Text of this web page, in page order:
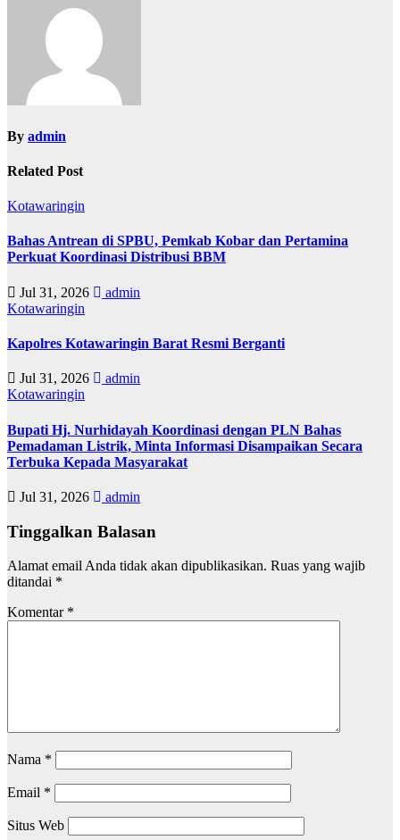
By admin
Related Post
Kotawaringin
Bahas Antrean di SPBU, Pemkab Kobar dan Pertamina
Perkuat Koordinasi Distribusi BBM
Jul 31, 2026
admin
Kotawaringin
Kapolres Kotawaringin Barat Resmi Berganti
Jul 31, 2026
admin
Kotawaringin
Bupati Hj. Nurhidayah Koordinasi dengan PLN Bahas
Pemadaman Listrik, Minta Informasi Disampaikan Secara
Terbuka Kepada Masyarakat
Jul 31, 2026 admin
Tinggalkan Balasan
Alamat email Anda tidak akan dipublikasikan. Ruas yang wajib
ditandai *
Komentar *
Nama *
Email *
Situs Web